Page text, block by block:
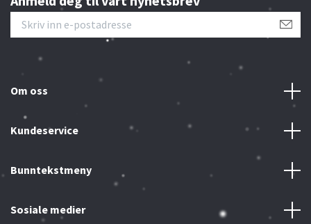
Om oss
Kundeservice
Bunntekstmeny
Sosiale medier